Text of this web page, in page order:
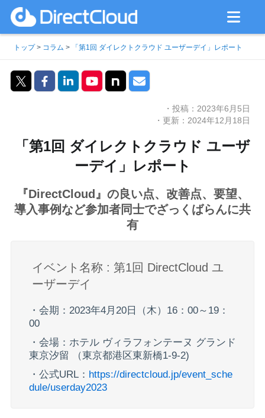
トップ> コラム > 「第1回 ダイレクトクラウド ユーザーデイ」レポート
・投稿：2023年6月5日
・更新：2024年12月18日
「第1回 ダイレクトクラウド ユーザ
ーデイ」レポート
『DirectCloud』の良い点、改善点、要望、
導入事例など参加者同士でざっくばらんに共
有
イベント名称 : 第1回 DirectCloud ユ
ーザーデイ
・会期：2023年4月20日（木）16：00～19：
00
・会場：ホテル ヴィラフォンテーヌ グランド
東京汐留 （東京都港区東新橋1-9-2)
・公式URL： https://directcloud.jp/event_sche
dule/userday2023